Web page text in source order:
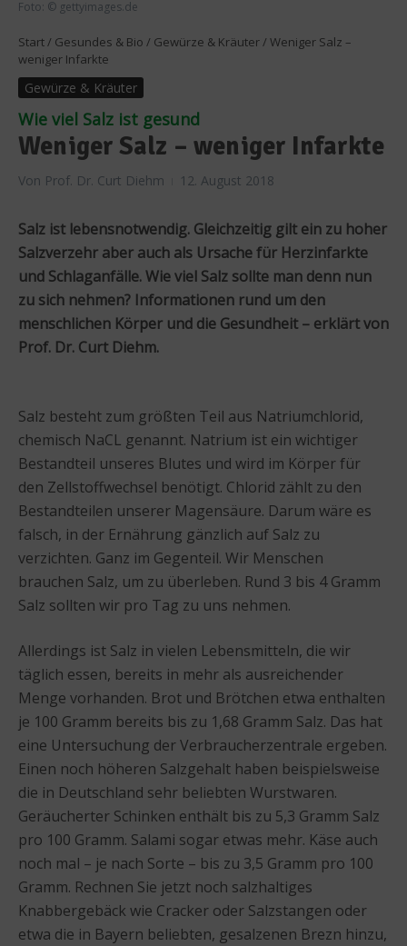
Foto: © gettyimages.de
Start / Gesundes & Bio / Gewürze & Kräuter / Weniger Salz –
weniger Infarkte
Gewürze & Kräuter
Wie viel Salz ist gesund
Weniger Salz – weniger Infarkte
Von Prof. Dr. Curt Diehm 12. August 2018
Salz ist lebensnotwendig. Gleichzeitig gilt ein zu hoher
Salzverzehr aber auch als Ursache für Herzinfarkte
und Schlaganfälle. Wie viel Salz sollte man denn nun
zu sich nehmen? Informationen rund um den
menschlichen Körper und die Gesundheit – erklärt von
Prof. Dr. Curt Diehm.
Salz besteht zum größten Teil aus Natriumchlorid,
chemisch NaCL genannt. Natrium ist ein wichtiger
Bestandteil unseres Blutes und wird im Körper für
den Zellstoffwechsel benötigt. Chlorid zählt zu den
Bestandteilen unserer Magensäure. Darum wäre es
falsch, in der Ernährung gänzlich auf Salz zu
verzichten. Ganz im Gegenteil. Wir Menschen
brauchen Salz, um zu überleben. Rund 3 bis 4 Gramm
Salz sollten wir pro Tag zu uns nehmen.
Allerdings ist Salz in vielen Lebensmitteln, die wir
täglich essen, bereits in mehr als ausreichender
Menge vorhanden. Brot und Brötchen etwa enthalten
je 100 Gramm bereits bis zu 1,68 Gramm Salz. Das hat
eine Untersuchung der Verbraucherzentrale ergeben.
Einen noch höheren Salzgehalt haben beispielsweise
die in Deutschland sehr beliebten Wurstwaren.
Geräucherter Schinken enthält bis zu 5,3 Gramm Salz
pro 100 Gramm. Salami sogar etwas mehr. Käse auch
noch mal – je nach Sorte – bis zu 3,5 Gramm pro 100
Gramm. Rechnen Sie jetzt noch salzhaltiges
Knabbergebäck wie Cracker oder Salzstangen oder
etwa die in Bayern beliebten, gesalzenen Brezn hinzu,